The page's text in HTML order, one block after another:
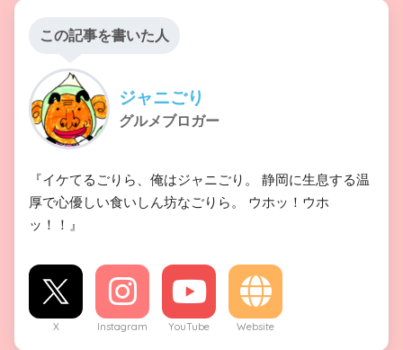
この記事を書いた人
ジャニごり
グルメブロガー
『イケてるごりら、俺はジャニごり。 静岡に生息する温
厚で心優しい食いしん坊なごりら。 ウホッ！ウホ
ッ！！』
X Instagram YouTube Website